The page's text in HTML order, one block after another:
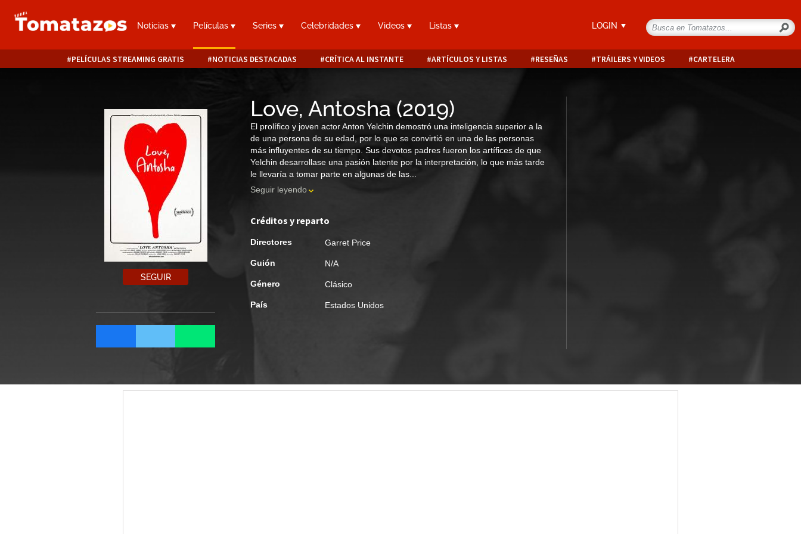
Noticias Películas Series Celebridades Videos Listas LOGIN
PELÍCULAS STREAMING GRATIS NOTICIAS DESTACADAS CRÍTICA AL INSTANTE ARTÍCULOS Y LISTAS RESEÑAS TRÁILERS Y VIDEOS CARTELERA
SEGUIR
Love, Antosha (2019)
El prolífico y joven actor Anton Yelchin demostró una inteligencia superior a la
de una persona de su edad, por lo que se convirtió en una de las personas
más influyentes de su tiempo. Sus devotos padres fueron los artífices de que
Yelchin desarrollase una pasión latente por la interpretación, lo que más tarde
le llevaría a tomar parte en algunas de las...
Seguir leyendo
Créditos y reparto
Directores Garret Price
Guión N/A
Género Clásico
País Estados Unidos